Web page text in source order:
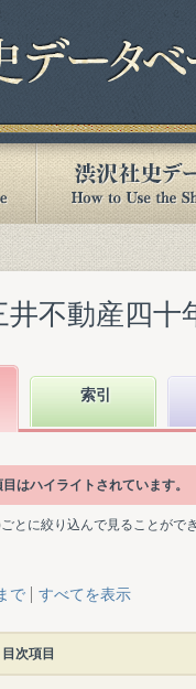
不動産四十
索引
はハイライトされています。
とに絞り込んで見ることがで
で すべてを表示
目次項目